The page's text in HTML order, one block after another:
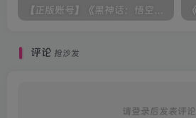
【正版账号】《黑神话：悟空(BLACK MYTH WU KONG)》
评论 抢沙发
请登录后发表评论